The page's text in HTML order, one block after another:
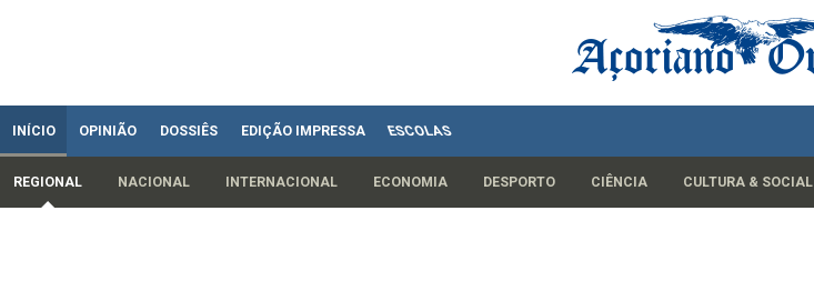
INÍCIO OPINIÃO DOSSIÊS EDIÇÃO IMPRESSA ESCOLAS
REGIONAL NACIONAL INTERNACIONAL ECONOMIA DESPORTO CIÊNCIA CULTURA & SOCIAL